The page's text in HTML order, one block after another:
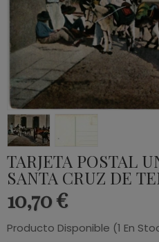
TARJETA POSTAL
SANTA CRUZ DE
10,70 €
Producto Disponible (1 En